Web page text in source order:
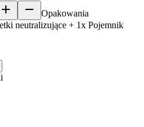
Opakowania
neutralizujące + 1x Pojemnik